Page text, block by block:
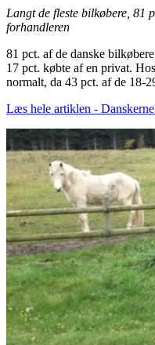
Langt de fleste bilkøbere, 81
forhandleren
81 pct. af de danske
17 pct. købte af en privat.
normalt, da 43 pct. af de 18-
Læs hele artiklen -